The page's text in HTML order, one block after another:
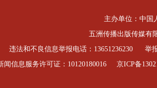
主办单位：中国
五洲传播出版传媒有
违法和不良信息举报电话：13651236230
举
闻信息服务许可证：10120180016
京ICP备